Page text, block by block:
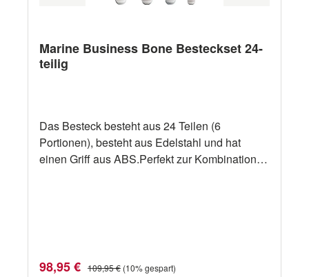
Marine Business Bone Besteckset 24-
teilig
Das Besteck besteht aus 24 Teilen (6
Portionen), besteht aus Edelstahl und hat
einen Griff aus ABS.Perfekt zur Kombination
Verkaufspreis:
98,95 € Regulärer Preis:
109,95 € (10% gespart)